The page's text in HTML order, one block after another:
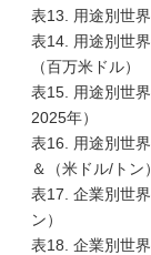
表13. 用途別世
表14. 用途別世
（百万米ドル）
表15. 用途別世
2025年）
表16. 用途別世
＆（米ドル/トン）
表17. 企業別世
ン）
表18. 企業別世